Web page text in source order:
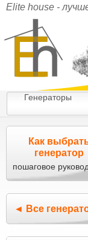
Elite house -
Как
генератор
пошаговое
◄ Все
Генераторы